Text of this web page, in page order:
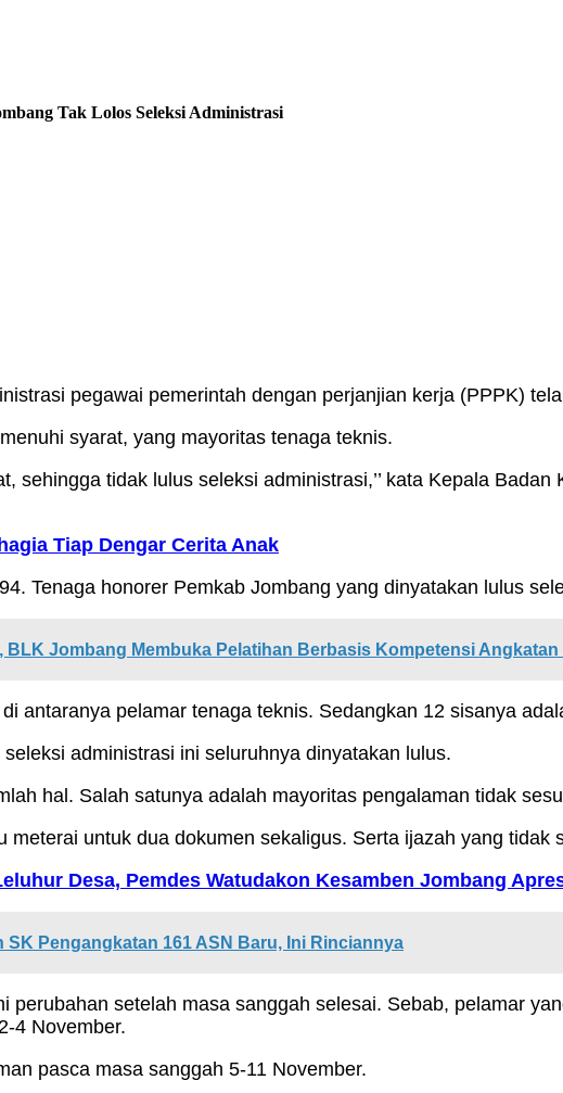
Tak Lolos Seleksi Administrasi
pegawai pemerintah dengan perjanjian kerja (PPPK)
syarat, yang mayoritas tenaga teknis.
sehingga tidak lulus seleksi administrasi,’’ kata Kepala
Tiap Dengar Cerita Anak
Tenaga honorer Pemkab Jombang yang dinyatakan lulus
Jombang Membuka Pelatihan Berbasis Kompetensi Angkatan I
antaranya pelamar tenaga teknis. Sedangkan 12 sisanya
administrasi ini seluruhnya dinyatakan lulus.
hal. Salah satunya adalah mayoritas pengalaman tidak
untuk dua dokumen sekaligus. Serta ijazah yang tidak
Desa, Pemdes Watudakon Kesamben Jombang
SK Pengangkatan 161 ASN Baru, Ini Rinciannya
perubahan setelah masa sanggah selesai. Sebab, pelamar
4 November.
pasca masa sanggah 5-11 November.